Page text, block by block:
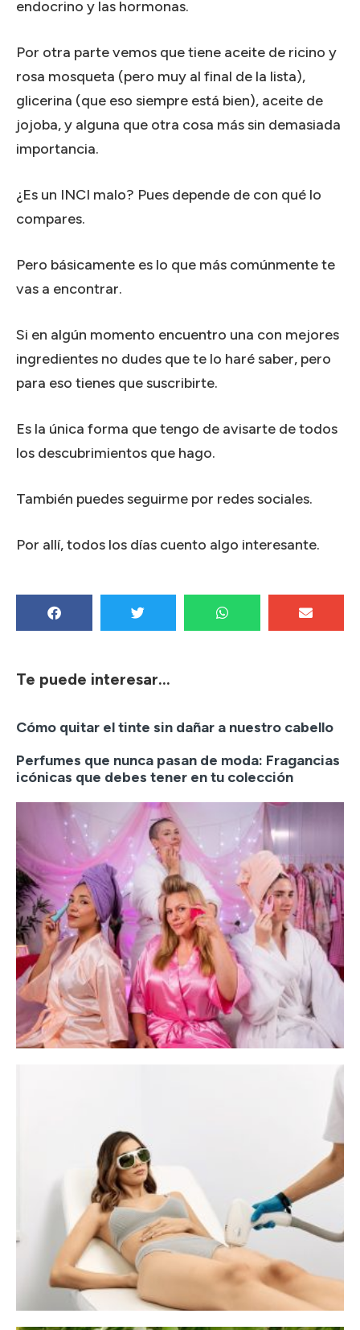
endocrino y las hormonas.
Por otra parte vemos que tiene aceite de ricino y
rosa mosqueta (pero muy al final de la lista),
glicerina (que eso siempre está bien), aceite de
jojoba, y alguna que otra cosa más sin demasiada
importancia.
¿Es un INCI malo? Pues depende de con qué lo
compares.
Pero básicamente es lo que más comúnmente te
vas a encontrar.
Si en algún momento encuentro una con mejores
ingredientes no dudes que te lo haré saber, pero
para eso tienes que suscribirte.
Es la única forma que tengo de avisarte de todos
los descubrimientos que hago.
También puedes seguirme por redes sociales.
Por allí, todos los días cuento algo interesante.
Te puede interesar...
Cómo quitar el tinte sin dañar a nuestro cabello
Perfumes que nunca pasan de moda: Fragancias
icónicas que debes tener en tu colección